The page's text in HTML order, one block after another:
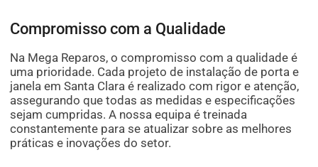
Compromisso com a Qualidade
Na Mega Reparos, o compromisso com a qualidade é
uma prioridade. Cada projeto de instalação de porta e
janela em Santa Clara é realizado com rigor e atenção,
assegurando que todas as medidas e especificações
sejam cumpridas. A nossa equipa é treinada
constantemente para se atualizar sobre as melhores
práticas e inovações do setor.